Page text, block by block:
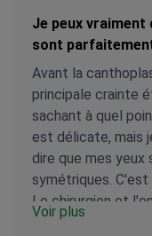
Je peux vraiment
sont
Avant la
principale crainte
sachant à quel
est délicate, mais
dire que mes
symétriques. C'est
Le chirurgien et
personnel m'ont
Voir plus